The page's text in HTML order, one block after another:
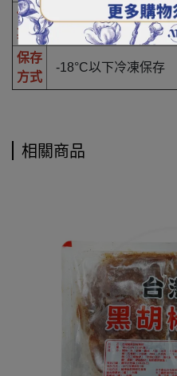
保存
期限
一年
保存
方式
-18°C以下冷凍保存
相關商品